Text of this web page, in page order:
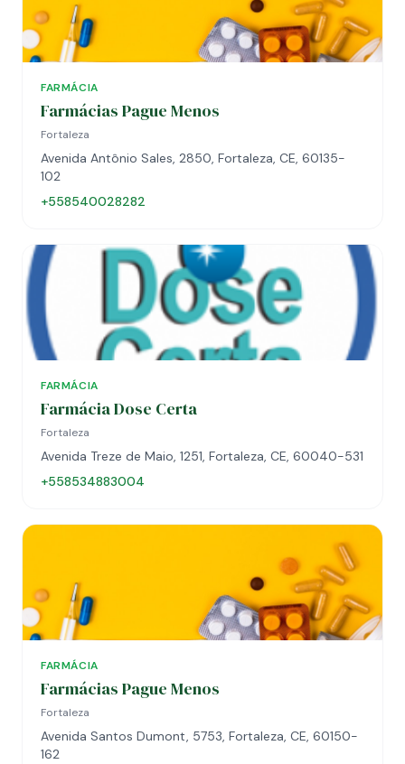
FARMÁCIA
Farmácias Pague Menos
Fortaleza
Avenida Antônio Sales, 2850, Fortaleza, CE, 60135-
102
+558540028282
FARMÁCIA
Farmácia Dose Certa
Fortaleza
Avenida Treze de Maio, 1251, Fortaleza, CE, 60040-531
+558534883004
FARMÁCIA
Farmácias Pague Menos
Fortaleza
Avenida Santos Dumont, 5753, Fortaleza, CE, 60150-
162